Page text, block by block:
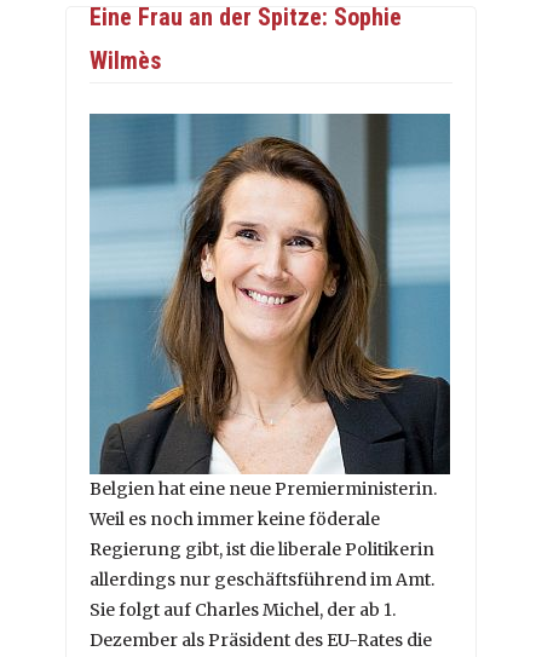
Eine Frau an der Spitze: Sophie
Wilmès
Belgien hat eine neue Premierministerin.
Weil es noch immer keine föderale
Regierung gibt, ist die liberale Politikerin
allerdings nur geschäftsführend im Amt.
Sie folgt auf Charles Michel, der ab 1.
Dezember als Präsident des EU-Rates die